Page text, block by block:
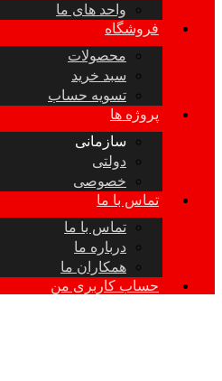
واحد های ما
فروشگاه
محصولات
سبد خرید
تسویه حساب
پروژه ها
سازمانی
دولتی
خصوصی
تماس با ما
تماس با ما
درباره ما
همکاران ما
حساب کاربری من